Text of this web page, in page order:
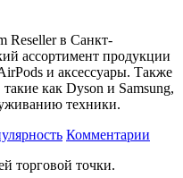
Reseller в Санкт-
ассортимент продукции
и аксессуары. Также
как Dyson и Samsung,
техники.
Комментарии
торговой точки.